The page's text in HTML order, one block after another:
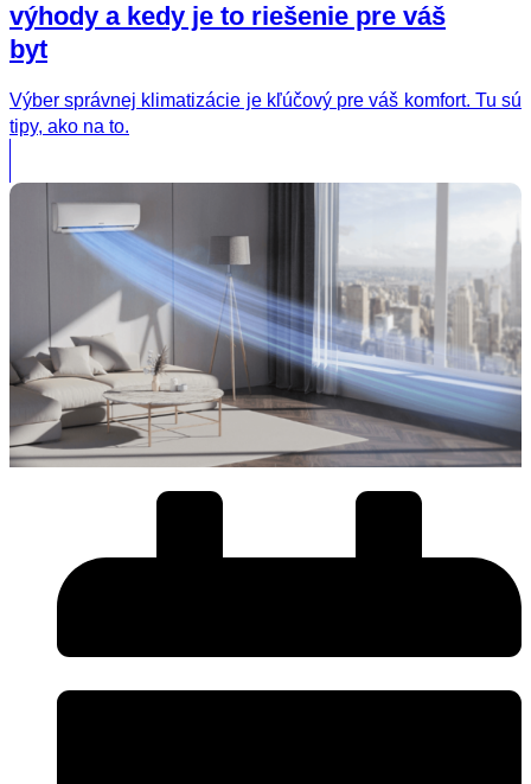
výhody a kedy je to riešenie pre váš
byt
Výber správnej klimatizácie je kľúčový pre váš komfort. Tu sú
tipy, ako na to.